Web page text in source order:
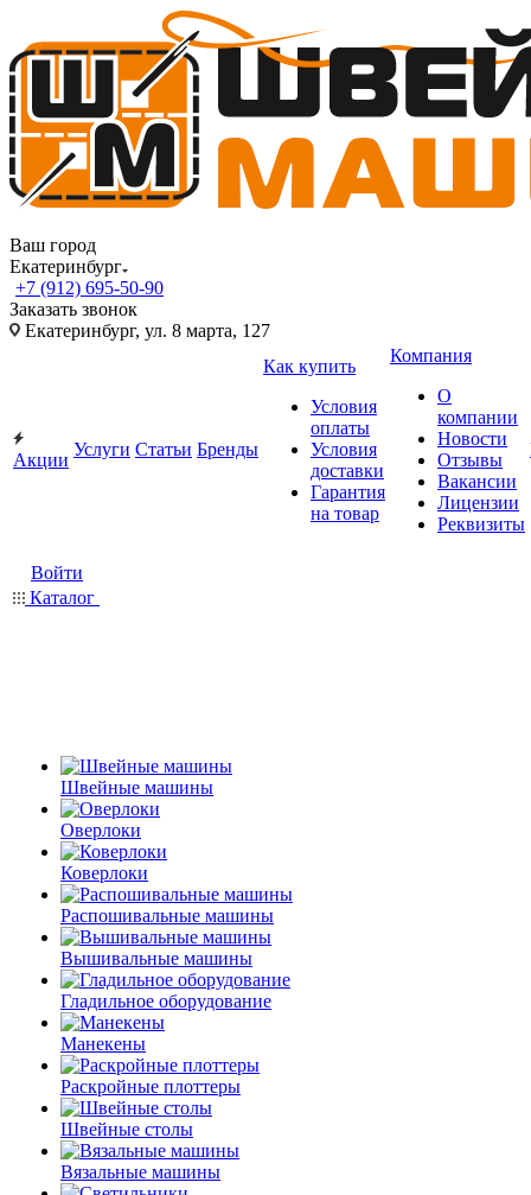
Ваш город
Екатеринбург
+7 (912) 695-50-90
Заказать звонок
Екатеринбург, ул. 8 марта, 127
Акции
Услуги Статьи Бренды
Как купить
Условия
оплаты
Условия
доставки
Гарантия
на товар
Компания
О
компании
Новости
Отзывы
Вакансии
Лицензии
Реквизиты
Войти
Каталог
Швейные машины
Оверлоки
Коверлоки
Распошивальные машины
Вышивальные машины
Гладильное оборудование
Манекены
Раскройные плоттеры
Швейные столы
Вязальные машины